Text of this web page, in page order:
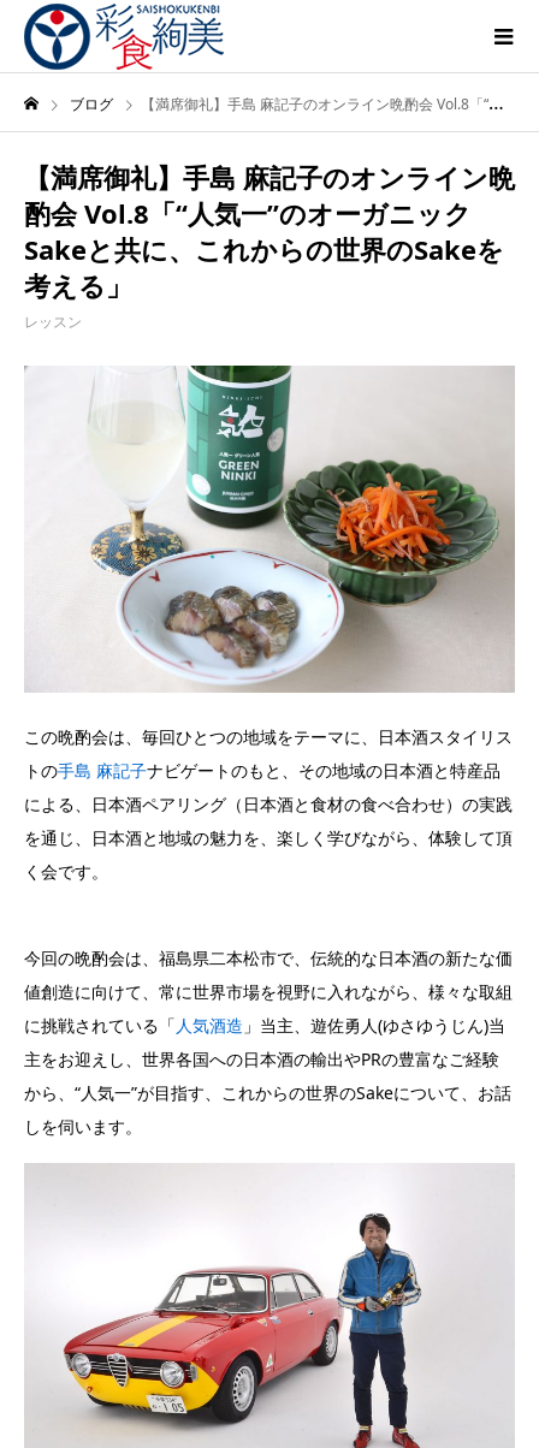
ブログ 【満席御礼】手島 麻記子のオンライン晩酌会 Vol.8「“人気一”のオーガニックSakeと共に、これからの世界のSakeを考える」
【満席御礼】手島 麻記子のオンライン晩
酌会 Vol.8「“人気一”のオーガニック
Sakeと共に、これからの世界のSakeを
考える」
レッスン
この晩酌会は、毎回ひとつの地域をテーマに、日本酒スタイリス
トの手島 麻記子ナビゲートのもと、その地域の日本酒と特産品
による、日本酒ペアリング（日本酒と食材の食べ合わせ）の実践
を通じ、日本酒と地域の魅力を、楽しく学びながら、体験して頂
く会です。
今回の晩酌会は、福島県二本松市で、伝統的な日本酒の新たな価
値創造に向けて、常に世界市場を視野に入れながら、様々な取組
に挑戦されている「 人気酒造 」当主、遊佐勇人(ゆさゆうじん)当
主をお迎えし、世界各国への日本酒の輸出やPRの豊富なご経験
から、“人気一”が目指す、これからの世界のSakeについて、お話
しを伺います。